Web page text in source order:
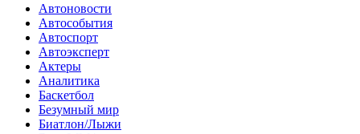
Автоновости
Автособытия
Автоспорт
Автоэксперт
Актеры
Аналитика
Баскетбол
Безумный мир
Биатлон/Лыжи